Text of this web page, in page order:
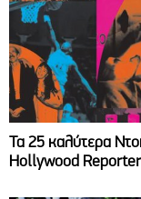
Τα 25 καλύτερα
Hollywood Reporter